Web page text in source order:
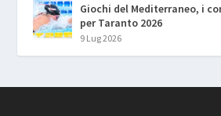
Giochi del Mediterraneo, i
per Taranto 2026
9 Lug 2026